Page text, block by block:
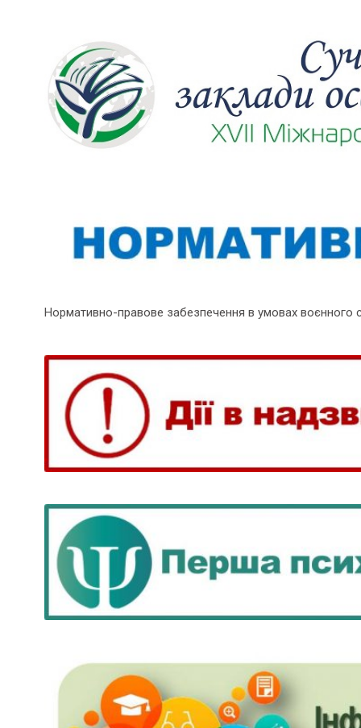
Нормативно-правове забезпечення в умовах воєнного